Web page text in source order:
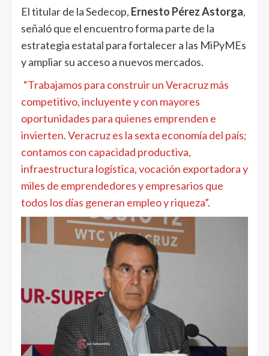
El titular de la Sedecop, Ernesto Pérez Astorga,
señaló que el encuentro forma parte de la
estrategia estatal para fortalecer a las MiPyMEs
y ampliar su acceso a nuevos mercados.
“Trabajamos para construir un Veracruz más
competitivo, incluyente y con mayores
oportunidades para quienes emprenden e
invierten. Veracruz es la sexta economía del país;
contamos con capacidad productiva,
infraestructura logística, vocación exportadora y
miles de emprendedores y empresarios que
todos los días generan empleo y riqueza”.